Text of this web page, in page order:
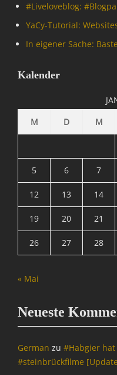
m
t
t
I
f
r
a
o
n
p
#Livelove­blog:
YaCy-Tutorial:
In eigener Sache:
Kalender
M
D M
5 6 7
12 13 14
19 20 21
26 27 28
« Mai
Neueste
German zu #Habgier
#steinbrückfilme